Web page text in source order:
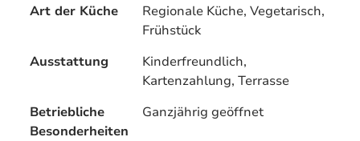
Art der Küche
Regionale Küche, Vegetarisch,
Frühstück
Ausstattung
Kinderfreundlich,
Kartenzahlung, Terrasse
Betriebliche
Besonderheiten
Ganzjährig geöffnet